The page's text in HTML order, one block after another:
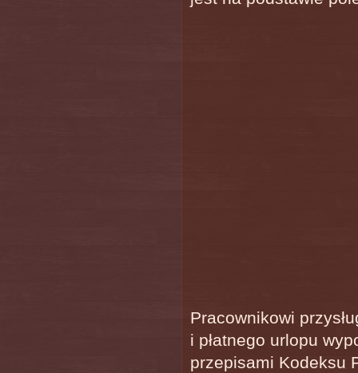
Pracownikowi
i płatnego urlopu
przepisami Kodeksu